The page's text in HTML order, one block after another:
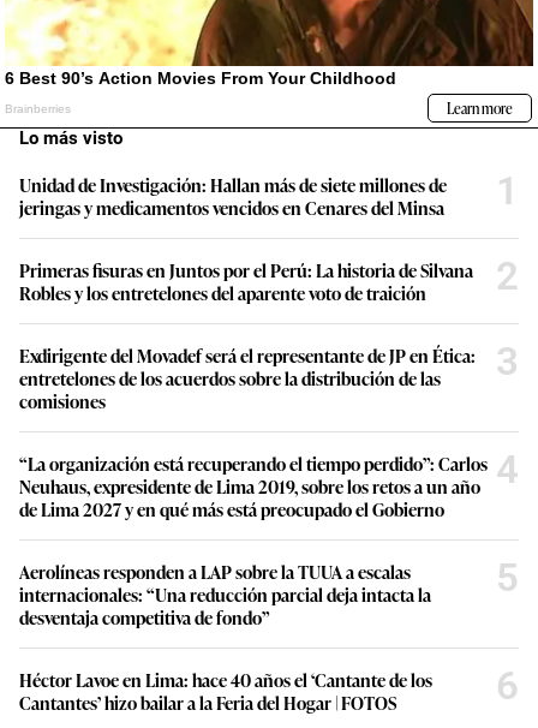
Lo más visto
Unidad de Investigación: Hallan más de siete millones de
jeringas y medicamentos vencidos en Cenares del Minsa
1
Primeras fisuras en Juntos por el Perú: La historia de Silvana
Robles y los entretelones del aparente voto de traición
2
Exdirigente del Movadef será el representante de JP en Ética:
entretelones de los acuerdos sobre la distribución de las
comisiones
3
“La organización está recuperando el tiempo perdido”: Carlos
Neuhaus, expresidente de Lima 2019, sobre los retos a un año
de Lima 2027 y en qué más está preocupado el Gobierno
4
Aerolíneas responden a LAP sobre la TUUA a escalas
internacionales: “Una reducción parcial deja intacta la
desventaja competitiva de fondo”
5
Héctor Lavoe en Lima: hace 40 años el ‘Cantante de los
Cantantes’ hizo bailar a la Feria del Hogar | FOTOS
6